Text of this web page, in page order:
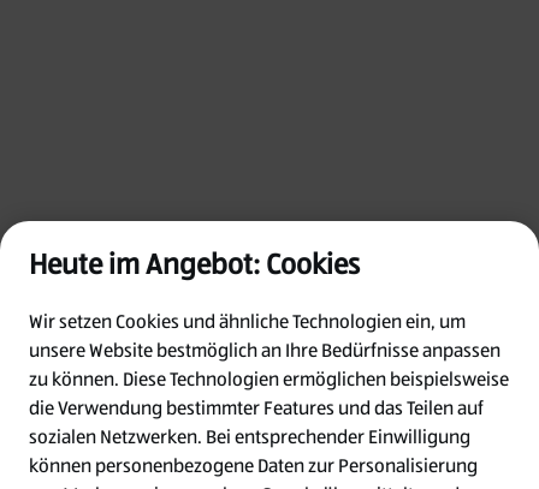
Oops!
Heute im Angebot: Cookies
Wir setzen Cookies und ähnliche Technologien ein, um
unsere Website bestmöglich an Ihre Bedürfnisse anpassen
zu können. Diese Technologien ermöglichen beispielsweise
die Verwendung bestimmter Features und das Teilen auf
sozialen Netzwerken. Bei entsprechender Einwilligung
können personenbezogene Daten zur Personalisierung